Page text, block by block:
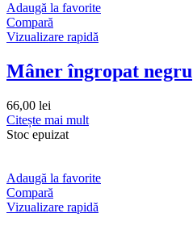
Adaugă la favorite
Compară
Vizualizare rapidă
Mâner îngropat negru
66,00 lei
Citește mai mult
Stoc epuizat
Adaugă la favorite
Compară
Vizualizare rapidă